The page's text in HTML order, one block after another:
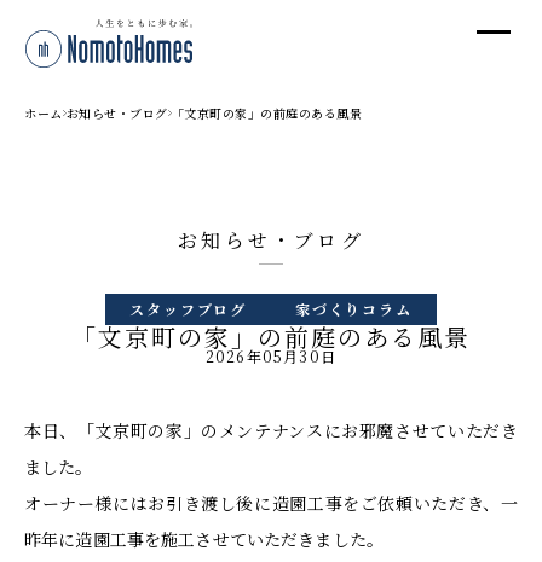
ホーム お知らせ・ブログ 「文京町の家」の前庭のある風景
お知らせ・ブログ
スタッフブログ 家づくりコラム
「文京町の家」の前庭のある風景
2026年05月30日
本日、「文京町の家」のメンテナンスにお邪魔させていただき
ました。
オーナー様にはお引き渡し後に造園工事をご依頼いただき、一
昨年に造園工事を施工させていただきました。